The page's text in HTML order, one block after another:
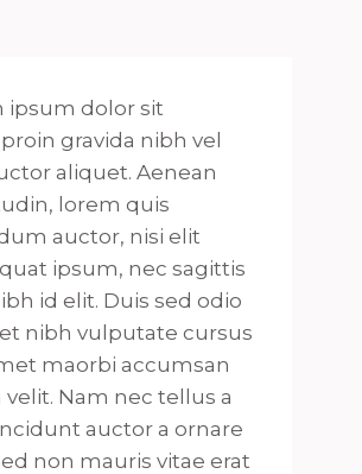
ipsum dolor sit
gravida nibh vel
aliquet. Aenean
lorem quis
auctor, nisi elit
ipsum, nec sagittis
id elit. Duis sed odio
nibh vulputate cursus
maorbi accumsan
Nam nec tellus a
auctor a ornare
non mauris vitae erat